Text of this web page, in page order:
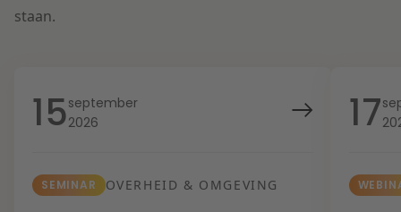
staan.
15september
2026
SEMINAR OVERHEID & OMGEVING
17